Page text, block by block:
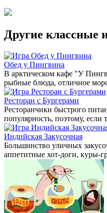
Другие классные
Обед у Пингвина
В арктическом кафе "У
рыбные блюда, отличное
Ресторан с Бургерами
Ресторанчики быстрого
популярность, поэтому,
Индийская Закусочная
Большинство уличных
аппетитные хот-доги, куры-